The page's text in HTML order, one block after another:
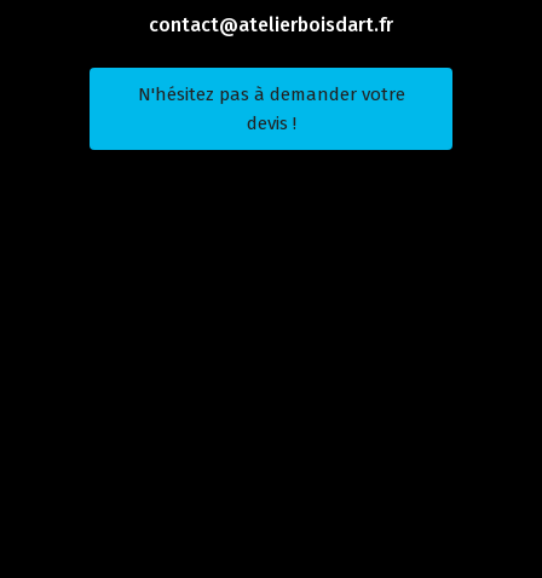
contact@atelierboisdart.fr
N'hésitez pas à demander votre
devis !